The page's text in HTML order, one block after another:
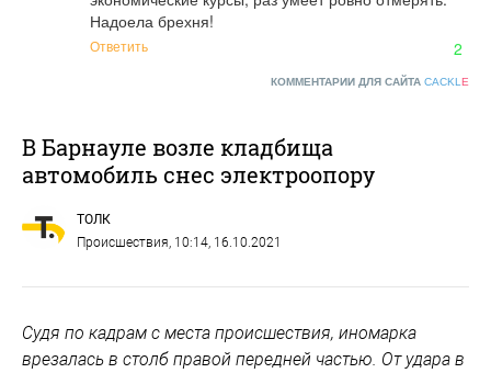
Надоела брехня!
Ответить 2
КОММЕНТАРИИ ДЛЯ САЙТА CACKL E
В Барнауле возле кладбища
автомобиль снес электроопору
ТОЛК
Происшествия, 10:14, 16.10.2021
Судя по кадрам с места происшествия, иномарка
врезалась в столб правой передней частью. От удара в